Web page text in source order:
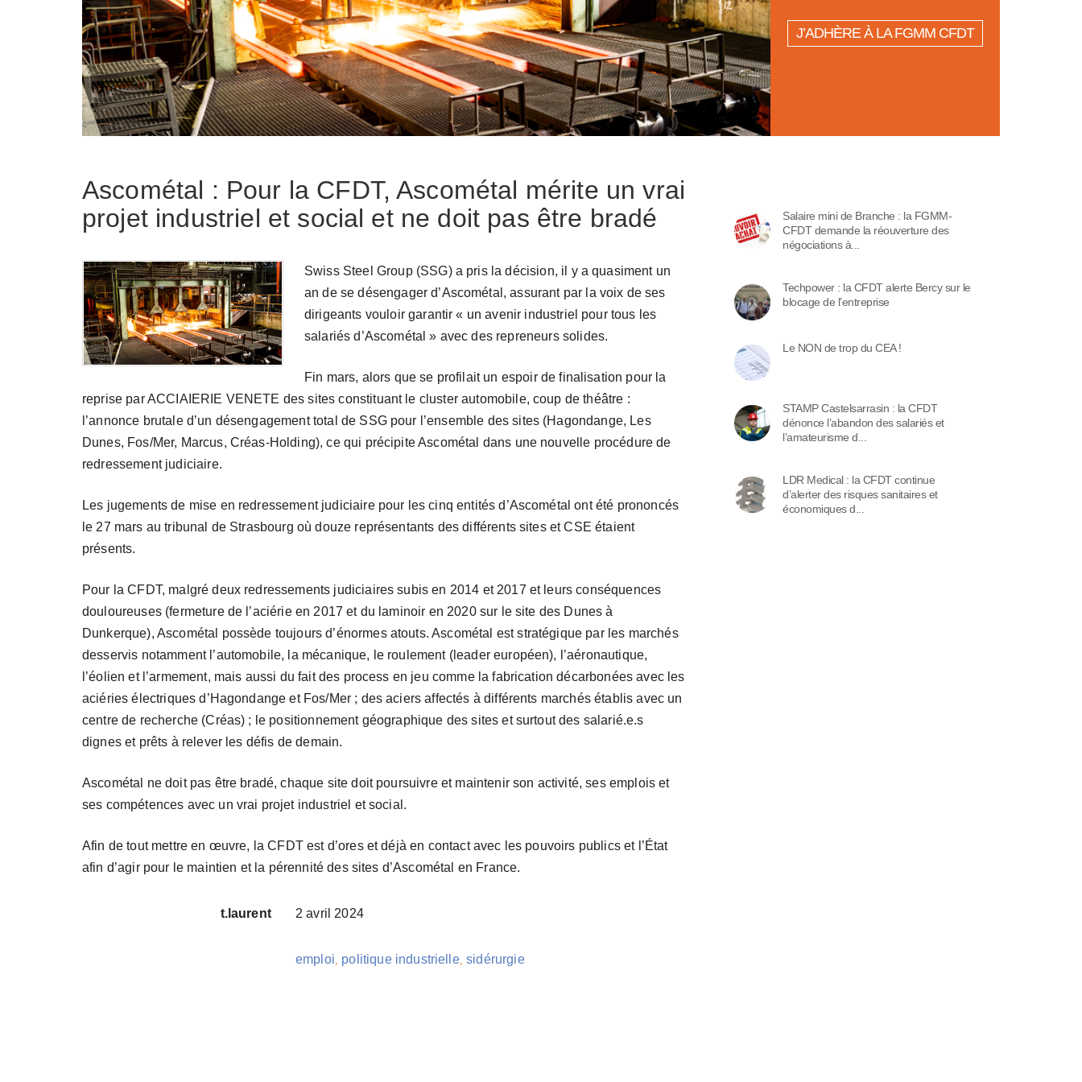
J’ADHÈRE À LA FGMM CFDT
Ascométal : Pour la CFDT, Ascométal mérite un vrai
projet industriel et social et ne doit pas être bradé
Swiss Steel Group (SSG) a pris la décision, il y a quasiment un
an de se désengager d’Ascométal, assurant par la voix de ses
dirigeants vouloir garantir « un avenir industriel pour tous les
salariés d’Ascométal » avec des repreneurs solides.
Fin mars, alors que se profilait un espoir de finalisation pour la
reprise par ACCIAIERIE VENETE des sites constituant le cluster automobile, coup de théâtre :
l’annonce brutale d’un désengagement total de SSG pour l’ensemble des sites (Hagondange, Les
Dunes, Fos/Mer, Marcus, Créas-Holding), ce qui précipite Ascométal dans une nouvelle procédure de
redressement judiciaire.
Les jugements de mise en redressement judiciaire pour les cinq entités d’Ascométal ont été prononcés
le 27 mars au tribunal de Strasbourg où douze représentants des différents sites et CSE étaient
présents.
Pour la CFDT, malgré deux redressements judiciaires subis en 2014 et 2017 et leurs conséquences
douloureuses (fermeture de l’aciérie en 2017 et du laminoir en 2020 sur le site des Dunes à
Dunkerque), Ascométal possède toujours d’énormes atouts. Ascométal est stratégique par les marchés
desservis notamment l’automobile, la mécanique, le roulement (leader européen), l’aéronautique,
l’éolien et l’armement, mais aussi du fait des process en jeu comme la fabrication décarbonées avec les
aciéries électriques d’Hagondange et Fos/Mer ; des aciers affectés à différents marchés établis avec un
centre de recherche (Créas) ; le positionnement géographique des sites et surtout des salarié.e.s
dignes et prêts à relever les défis de demain.
Ascométal ne doit pas être bradé, chaque site doit poursuivre et maintenir son activité, ses emplois et
ses compétences avec un vrai projet industriel et social.
Afin de tout mettre en œuvre, la CFDT est d’ores et déjà en contact avec les pouvoirs publics et l’État
afin d’agir pour le maintien et la pérennité des sites d’Ascométal en France.
t.laurent 2 avril 2024
emploi politique industrielle,sidérurgie
Salaire mini de Branche : la FGMM-
CFDT demande la réouverture des
négociations à...
Techpower : la CFDT alerte Bercy sur le
blocage de l’entreprise
Le NON de trop du CEA !
STAMP Castelsarrasin : la CFDT
dénonce l’abandon des salariés et
l’amateurisme d...
LDR Medical : la CFDT continue
d’alerter des risques sanitaires et
économiques d...